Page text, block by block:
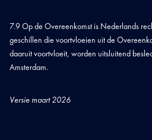
7.9 Op de Overeenkomst is Nederlands
geschillen die voortvloeien uit de
daaruit voortvloeit, worden uitsluitend
Amsterdam.
Versie maart 2026